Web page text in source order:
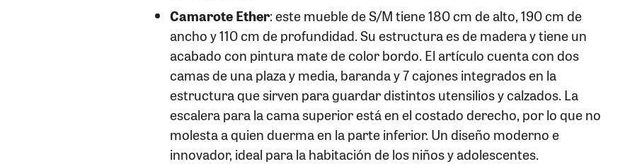
Camarote Ether: este mueble de S/M tiene 180 cm de alto, 190 cm de
ancho y 110 cm de profundidad. Su estructura es de madera y tiene un
acabado con pintura mate de color bordo. El artículo cuenta con dos
camas de una plaza y media, baranda y 7 cajones integrados en la
estructura que sirven para guardar distintos utensilios y calzados. La
escalera para la cama superior está en el costado derecho, por lo que no
molesta a quien duerma en la parte inferior. Un diseño moderno e
innovador, ideal para la habitación de los niños y adolescentes.